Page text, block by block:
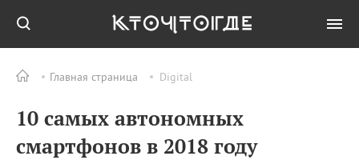
Главная страница Digital
10 самых автономных
смартфонов в 2018 году